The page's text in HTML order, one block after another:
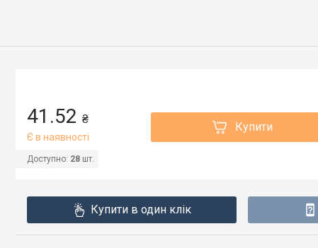
41.52 ₴
Є в наявності
Доступно: 28 шт.
Купити
Купити в один клік